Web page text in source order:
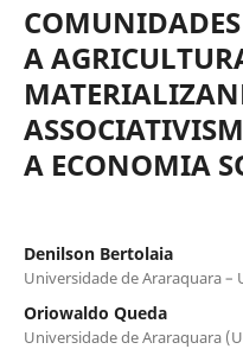
A
A ECONOMIA
Denilson Bertolaia
Universidade de Araraquara –
Oriowaldo Queda
Universidade de Araraquara